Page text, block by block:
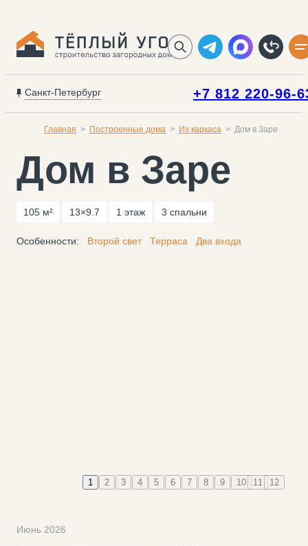
Санкт-Петербург +7 812 220-96-
Главная Построенные дома Из каркаса Дом в Заре
Дом в Заре
105 м² 13×9.7 1 этаж 3 спальни
Особенности: Второй свет Терраса Два входа
1 2 3 4 5 6 7 8 9 10 11 12
Июнь 2026